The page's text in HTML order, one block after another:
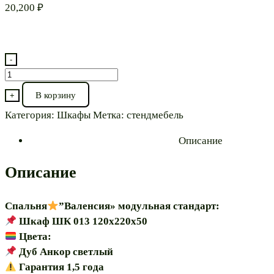
20,200 ₽
-
Количество
товара
Шкаф⭐”Валенсия
ШК
модульная
+ В корзину
Категория: Шкафы Метка: стендмебель
Описание
Описание
Спальня
”Валенсия» модульная стандарт:
Шкаф ШК 013 120х220х50
Цвета:
Дуб Анкор светлый
Гарантия 1,5 года